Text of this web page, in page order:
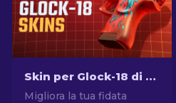
Skin per Glock-18 di CS2: La Classifica Completa [2026]
Migliora la tua fidata